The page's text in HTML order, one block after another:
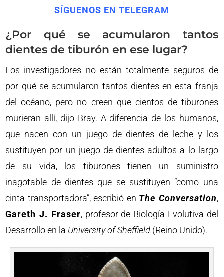
SÍGUENOS EN TELEGRAM
¿Por qué se acumularon tantos
dientes de tiburón en ese lugar?
Los investigadores no están totalmente seguros de
por qué se acumularon tantos dientes en esta franja
del océano, pero no creen que cientos de tiburones
murieran allí, dijo Bray. A diferencia de los humanos,
que nacen con un juego de dientes de leche y los
sustituyen por un juego de dientes adultos a lo largo
de su vida, los tiburones tienen un suministro
inagotable de dientes que se sustituyen “como una
cinta transportadora”, escribió en The Conversation,
Gareth J. Fraser, profesor de Biología Evolutiva del
Desarrollo en la University of Sheffield (Reino Unido).